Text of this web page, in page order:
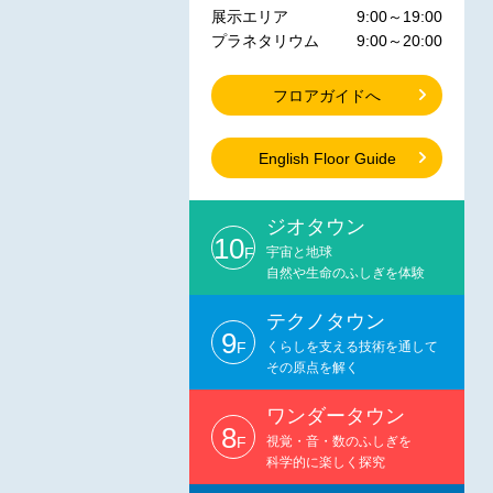
展示エリア
プラネタリウム
9:00～19:00
9:00～20:00
フロアガイドへ
English Floor Guide
10F
ジオタウン
宇宙と地球
自然や生命のふしぎを体験
9F
テクノタウン
くらしを支える技術を通して
その原点を解く
8F
ワンダータウン
視覚・音・数のふしぎを
科学的に楽しく探究